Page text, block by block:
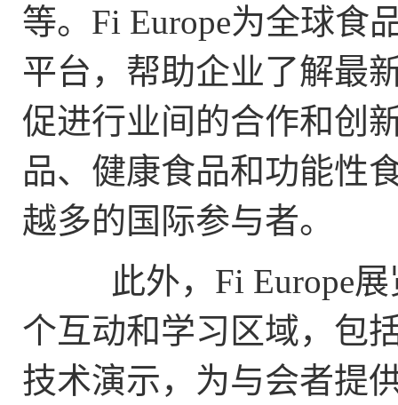
等。Fi Europe为全球食
平台，帮助企业了解最
促进行业间的合作和创
品、健康食品和功能性
越多的国际参与者。
此外，Fi Europe展
个互动和学习区域，包
技术演示，为与会者提